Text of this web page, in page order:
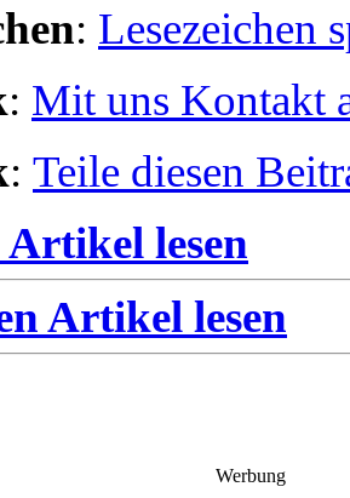
: Lesezeichen
: Mit uns Kontakt
: Teile diesen
Artikel lesen
Artikel lesen
Werbung